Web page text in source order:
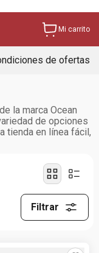
Mi carrito
de ofertas
la marca Ocean
de opciones
tienda en línea fácil,
Filtrar